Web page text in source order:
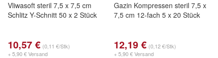
Vliwasoft steril 7,5 x 7,5 cm
Schlitz Y-Schnitt 50 x 2 Stück
10,57 € (0,11 €/Stk)
+ 5,90 € Versand
Gazin Kompressen steril 7,5 x
7,5 cm 12-fach 5 x 20 Stück
12,19 € (0,12 €/Stk)
+ 5,90 € Versand